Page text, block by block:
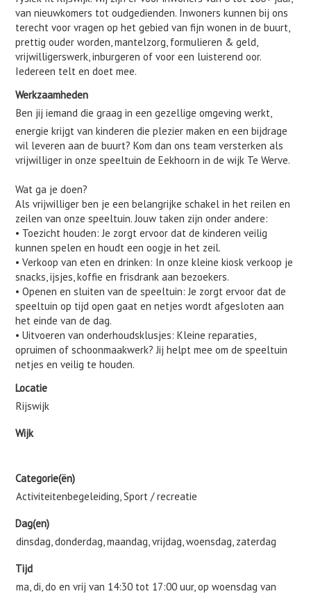
van nieuwkomers tot oudgedienden. Inwoners kunnen bij ons
terecht voor vragen op het gebied van fijn wonen in de buurt,
prettig ouder worden, mantelzorg, formulieren & geld,
vrijwilligerswerk, inburgeren of voor een luisterend oor.
Iedereen telt en doet mee.
Werkzaamheden
Ben jij iemand die graag in een gezellige omgeving werkt,
energie krijgt van kinderen die plezier maken en een bijdrage
wil leveren aan de buurt? Kom dan ons team versterken als
vrijwilliger in onze speeltuin de Eekhoorn in de wijk Te Werve.
Wat ga je doen?
Als vrijwilliger ben je een belangrijke schakel in het reilen en
zeilen van onze speeltuin. Jouw taken zijn onder andere:
• Toezicht houden: Je zorgt ervoor dat de kinderen veilig
kunnen spelen en houdt een oogje in het zeil.
• Verkoop van eten en drinken: In onze kleine kiosk verkoop je
snacks, ijsjes, koffie en frisdrank aan bezoekers.
• Openen en sluiten van de speeltuin: Je zorgt ervoor dat de
speeltuin op tijd open gaat en netjes wordt afgesloten aan
het einde van de dag.
• Uitvoeren van onderhoudsklusjes: Kleine reparaties,
opruimen of schoonmaakwerk? Jij helpt mee om de speeltuin
netjes en veilig te houden.
Locatie
Rijswijk
Wijk
Categorie(ën)
Activiteitenbegeleiding, Sport / recreatie
Dag(en)
dinsdag, donderdag, maandag, vrijdag, woensdag, zaterdag
Tijd
ma, di, do en vrij van 14:30 tot 17:00 uur, op woensdag van